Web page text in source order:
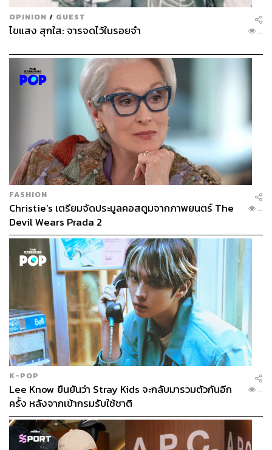
ภาพ:C.J. Burton/Getty Images
อ้างอิง:
McKinsey & Company และ Global Wellness Summit
(2025). Future of Wellness 2025 Report.:https://ww
w.mckinsey.com/industries/consumer-packaged-goo
ds/our-insights/future-of-wellness-trends
Global Wellness Institute (2024). 2024 Global
Wellness Economy Monitor.:https://globalwellnessin
stitute.org/industry-research/2024-global-wellness-e
conomy-monitor/
WTW (Willis Towers Watson) (2024). 2025 Global
Medical Trends Survey Report และ Bangkok Post
(2024). “Medical costs in Thailand surge.”:https://ww
w.bangkokpost.com/business/general/2909527/medi
cal-costs-in-thailand-surge
WHO Thailand Health Data & Worldometer (2025).
Thailand Demographics and Life Expectancy.https://
data.who.int/countries/764:https://www.worldometer
s.info/demographics/thailand-demographics/
สามารถติดตาม THE STANDARD WEALTH
ผ่านแอปพลิเคชันต่างๆ ที่คุณสะดวกหรือใช้งานอยู่แล้วได้เลย
TAGS: การนอนหลับ ความงาม
การดูแลสุขภาพ
ค่ารักษาพยาบาล
McKinsey
HealthTech
สุขภาพจิต
Wellness Economy
ประเทศไทย
ประกันชีวิต
OPINION / GUEST
ไขแสง สุกใส: จารจดไว้ในรอยจำ ...
FASHION
Christie’s เตรียมจัดประมูลคอสตูมจากภาพยนตร์ The
Devil Wears Prada 2
...
K-POP
Lee Know ยืนยันว่า Stray Kids จะกลับมารวมตัวกันอีก
ครั้ง หลังจากเข้ากรมรับใช้ชาติ
...